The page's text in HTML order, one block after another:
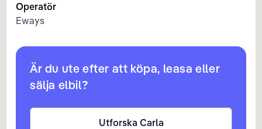
Operatör
Eways
Är du ute efter att köpa, leasa eller
sälja elbil?
Utforska Carla